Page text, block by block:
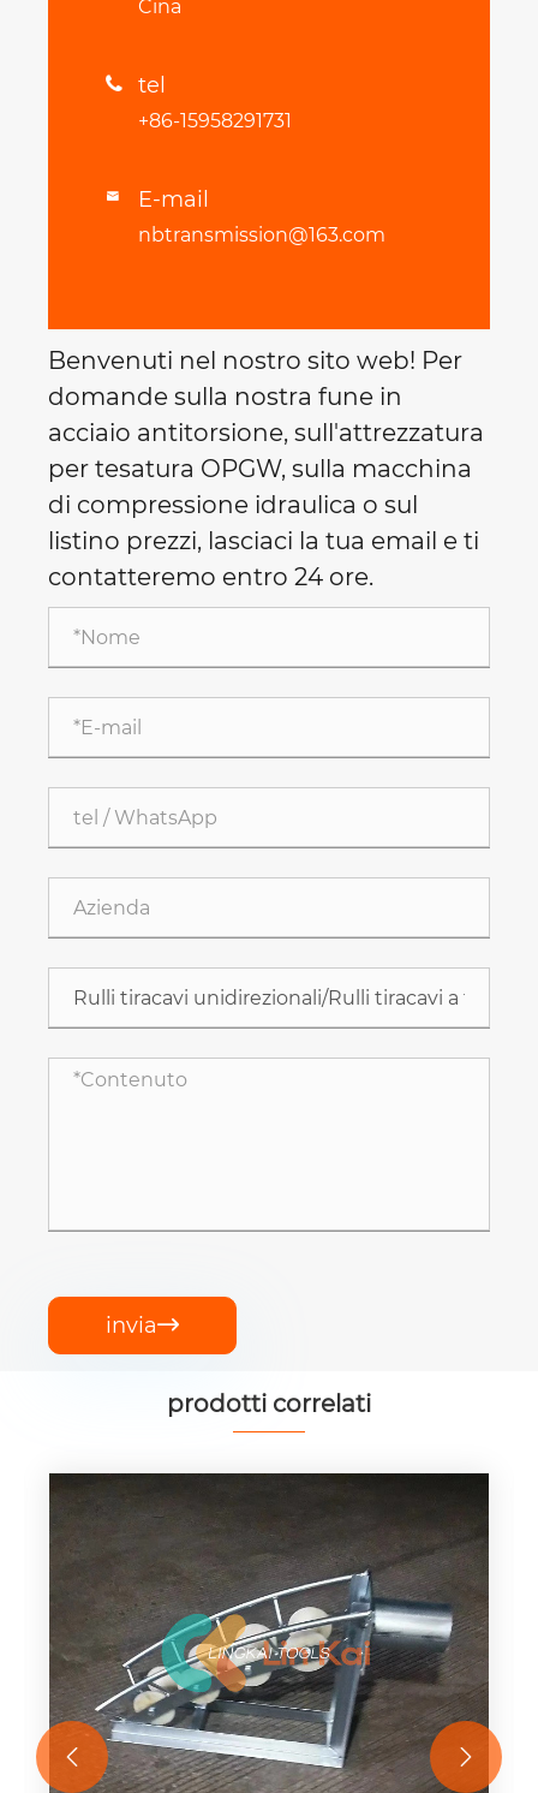
Cina
 tel
+86-15958291731
 E-mail
nbtransmission@163.com
Benvenuti nel nostro sito web! Per
domande sulla nostra fune in
acciaio antitorsione, sull'attrezzatura
per tesatura OPGW, sulla macchina
di compressione idraulica o sul
listino prezzi, lasciaci la tua email e ti
contatteremo entro 24 ore.
invia
prodotti correlati
 